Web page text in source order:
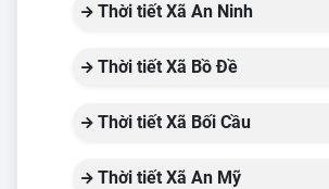
Thời tiết Xã An Ninh
Thời tiết Xã Bồ Đề
Thời tiết Xã Bối Cầu
Thời tiết Xã An Mỹ